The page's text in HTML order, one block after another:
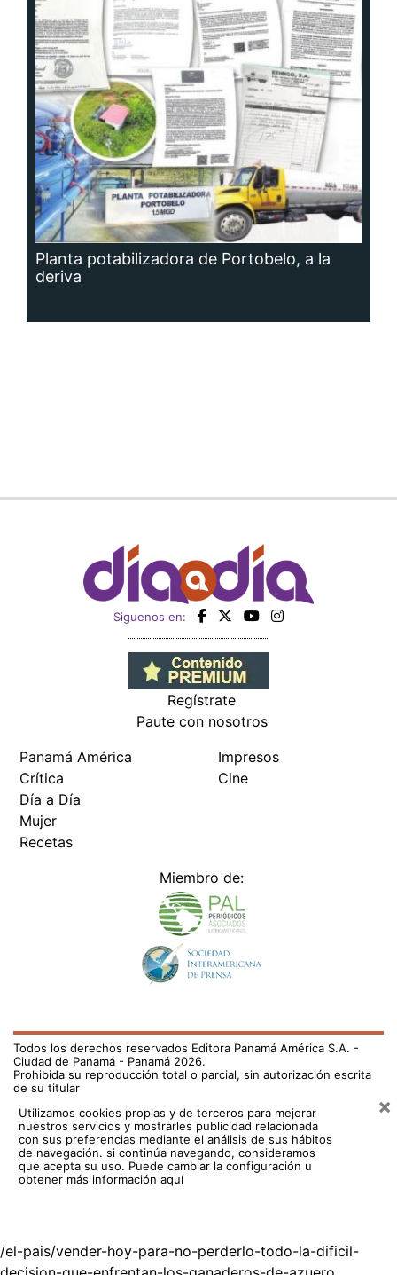
Planta potabilizadora de Portobelo, a la
deriva
Siguenos en:
Regístrate
Paute con nosotros
Panamá América
Crítica
Día a Día
Mujer
Recetas
Impresos
Cine
Miembro de:
Todos los derechos reservados Editora Panamá América S.A. -
Ciudad de Panamá - Panamá 2026.
Prohibida su reproducción total o parcial, sin autorización escrita
de su titular
Utilizamos cookies propias y de terceros para mejorar
nuestros servicios y mostrarles publicidad relacionada
con sus preferencias mediante el análisis de sus hábitos
de navegación. si continúa navegando, consideramos
que acepta su uso. Puede cambiar la configuración u
obtener más información aquí
×
/el-pais/vender-hoy-para-no-perderlo-todo-la-dificil-